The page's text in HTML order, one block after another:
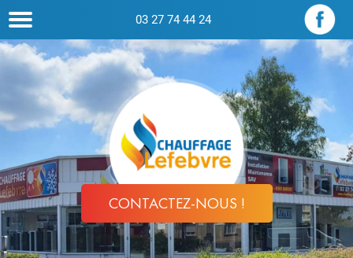
03 27 74 44 24
CONTACTEZ-NOUS !